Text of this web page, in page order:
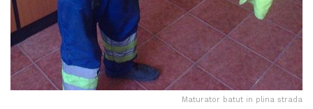
Maturator batut in plina strada